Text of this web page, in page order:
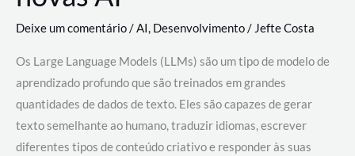
Deixe um comentário/AI, Desenvolvimento/ Jefte Costa
Os Large Language Models (LLMs) são um tipo de modelo de
aprendizado profundo que são treinados em grandes
quantidades de dados de texto. Eles são capazes de gerar
texto semelhante ao humano, traduzir idiomas, escrever
diferentes tipos de conteúdo criativo e responder às suas